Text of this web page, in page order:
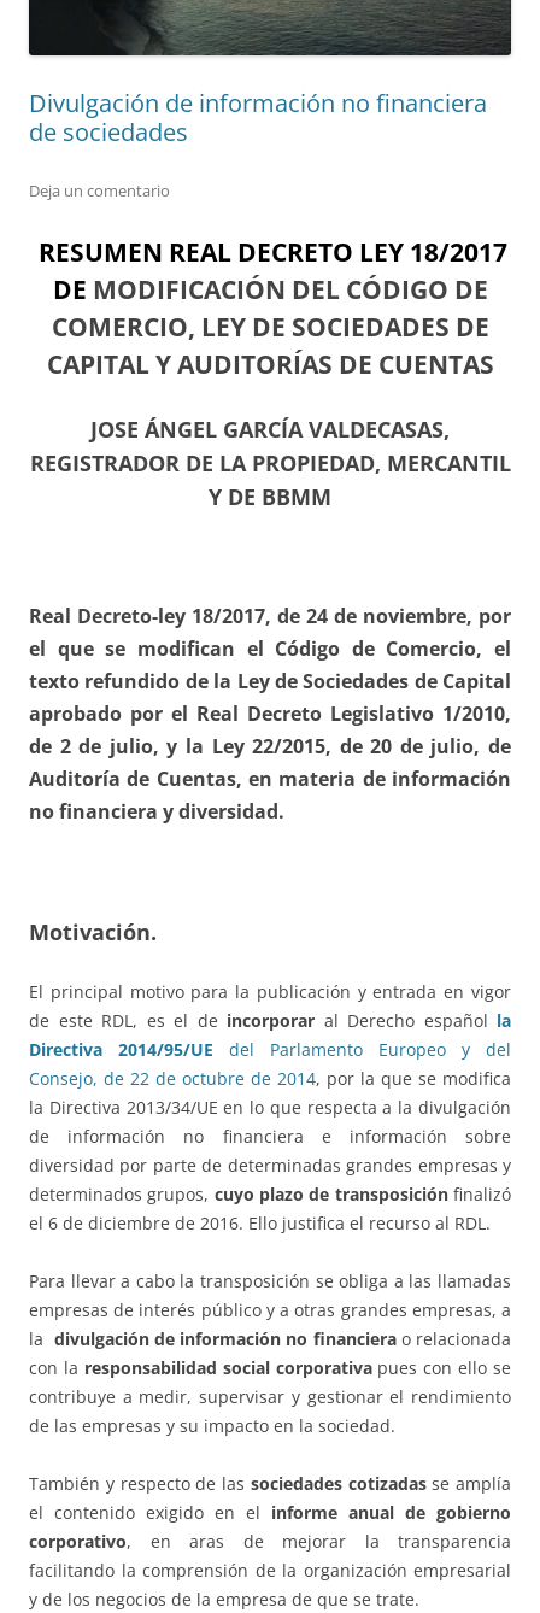
Divulgación de información no financiera
de sociedades
Deja un comentario
RESUMEN REAL DECRETO LEY 18/2017
DE MODIFICACIÓN DEL CÓDIGO DE
COMERCIO, LEY DE SOCIEDADES DE
CAPITAL Y AUDITORÍAS DE CUENTAS
JOSE ÁNGEL GARCÍA VALDECASAS,
REGISTRADOR DE LA PROPIEDAD, MERCANTIL
Y DE BBMM
Real Decreto-ley 18/2017, de 24 de noviembre, por
el que se modifican el Código de Comercio, el
texto refundido de la Ley de Sociedades de Capital
aprobado por el Real Decreto Legislativo 1/2010,
de 2 de julio, y la Ley 22/2015, de 20 de julio, de
Auditoría de Cuentas, en materia de información
no financiera y diversidad.
Motivación.
El principal motivo para la publicación y entrada en vigor
de este RDL, es el de incorporar al Derecho español la
Directiva 2014/95/UE del Parlamento Europeo y del
Consejo, de 22 de octubre de 2014, por la que se modifica
la Directiva 2013/34/UE en lo que respecta a la divulgación
de información no financiera e información sobre
diversidad por parte de determinadas grandes empresas y
determinados grupos, cuyo plazo de transposiciónfinalizó
el 6 de diciembre de 2016. Ello justifica el recurso al RDL.
Para llevar a cabo la transposición se obliga a las llamadas
empresas de interés público y a otras grandes empresas, a
la divulgación de información no financierao relacionada
con la responsabilidad social corporativapues con ello se
contribuye a medir, supervisar y gestionar el rendimiento
de las empresas y su impacto en la sociedad.
También y respecto de las sociedades cotizadasse amplía
el contenido exigido en el informe anual de gobierno
corporativo, en aras de mejorar la transparencia
facilitando la comprensión de la organización empresarial
y de los negocios de la empresa de que se trate.